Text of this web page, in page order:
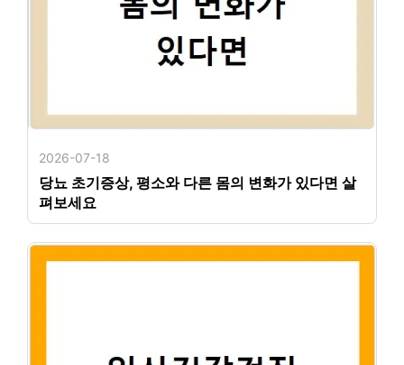
2026-07-18
당뇨 초기증상, 평소와 다른 몸의 변화가 있다면 살
펴보세요